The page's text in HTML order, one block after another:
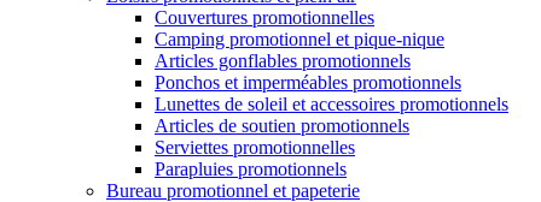
Couvertures promotionnelles
Camping promotionnel et pique-nique
Articles gonflables promotionnels
Ponchos et imperméables promotionnels
Lunettes de soleil et accessoires promotionnels
Articles de soutien promotionnels
Serviettes promotionnelles
Parapluies promotionnels
Bureau promotionnel et papeterie